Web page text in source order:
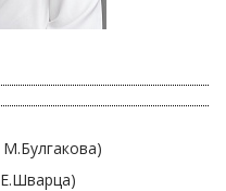
М.Булгакова)
Е.Шварца)